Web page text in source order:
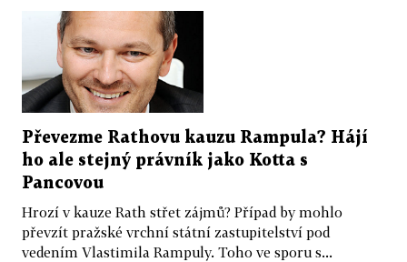
Převezme Rathovu kauzu Rampula? Hájí
ho ale stejný právník jako Kotta s
Pancovou
Hrozí v kauze Rath střet zájmů? Případ by mohlo
převzít pražské vrchní státní zastupitelství pod
vedením Vlastimila Rampuly. Toho ve sporu s...